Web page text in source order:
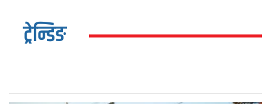
ट्रेन्डिङ